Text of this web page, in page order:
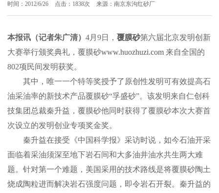
时间：2012/6/26 点击：1838次 来源：南京东沟红砂厂
本报讯（记者朱广清） 4月9日， 覆膜砂第六届北京发明创新
大赛举行颁奖典礼，覆膜砂www.huozhuzi.com 来自全国的
802项民间发明获奖。
其中，唯一一个特等奖授予了原创性发明可有效提高石
油采油率的新技术产品覆膜砂“孚盛砂”。该发明来自仁创科
技集团总裁秦升益，覆膜砂他同时获得了覆膜砂本次大赛首
次设立的发明创业专项奖金奖。
秦升益在接受《中国科学报》采访时说，如今石油开采
面临着采油须深至地下岩石间和大多油井油水共生两大难
题。针对第一个难题，美国采用的技术路线是将覆膜砂陶土
烧成陶粒进而解决岩石强度问题，即令岩石开裂。秦升益的